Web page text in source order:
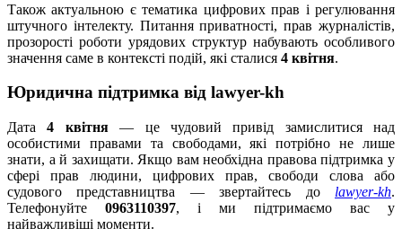
Також актуальною є тематика цифрових прав і регулювання
штучного інтелекту. Питання приватності, прав журналістів,
прозорості роботи урядових структур набувають особливого
значення саме в контексті подій, які сталися 4 квітня.
Юридична підтримка від lawyer-kh
Дата4 квітня— це чудовий привід замислитися над
особистими правами та свободами, які потрібно не лише
знати, а й захищати. Якщо вам необхідна правова підтримка у
сфері прав людини, цифрових прав, свободи слова або
судового представництва — звертайтесь до lawyer-kh.
Телефонуйте 0963110397, і ми підтримаємо вас у
найважливіші моменти.